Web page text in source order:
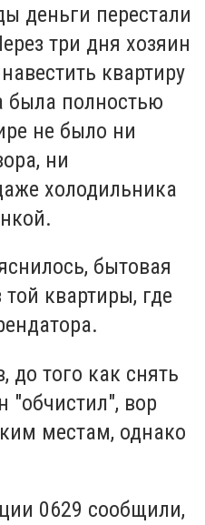
деньги перестали
три дня хозяин
квартиру
была полностью
не было ни
ни
холодильника
бытовая
квартиры, где
до того как снять
"обчистил", вор
местам, однако
0629 сообщили,